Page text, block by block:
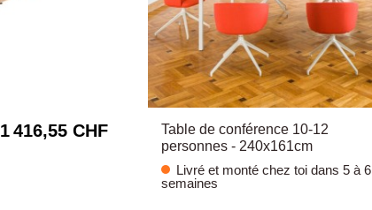
1 416,55 CHF
Table de conférence 10-12
personnes - 240x161cm
Livré et monté chez toi dans 5 à 6
semaines